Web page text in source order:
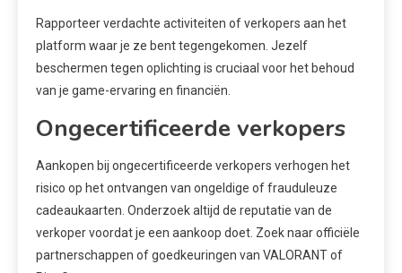
Rapporteer verdachte activiteiten of verkopers aan het
platform waar je ze bent tegengekomen. Jezelf
beschermen tegen oplichting is cruciaal voor het behoud
van je game-ervaring en financiën.
Ongecertificeerde verkopers
Aankopen bij ongecertificeerde verkopers verhogen het
risico op het ontvangen van ongeldige of frauduleuze
cadeaukaarten. Onderzoek altijd de reputatie van de
verkoper voordat je een aankoop doet. Zoek naar officiële
partnerschappen of goedkeuringen van VALORANT of